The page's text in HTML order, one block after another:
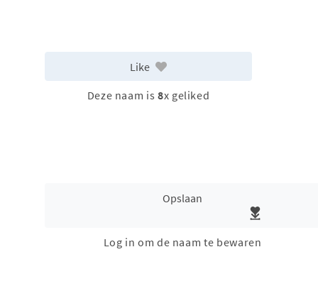
Like
Deze naam is 8x geliked
Opslaan
Log in om de naam te bewaren